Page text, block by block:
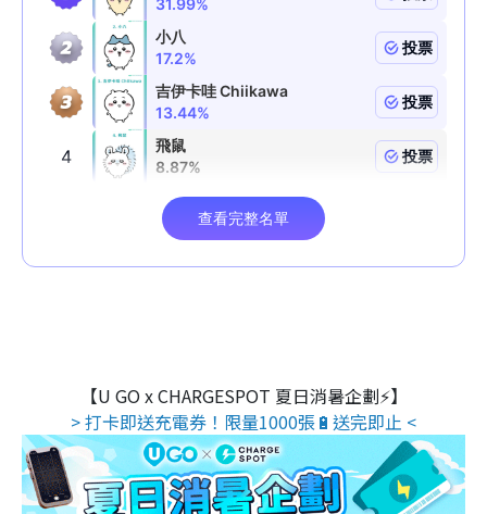
【U GO x CHARGESPOT 夏日消暑企劃⚡】
> 打卡即送充電券！限量1000張🔋送完即止 <